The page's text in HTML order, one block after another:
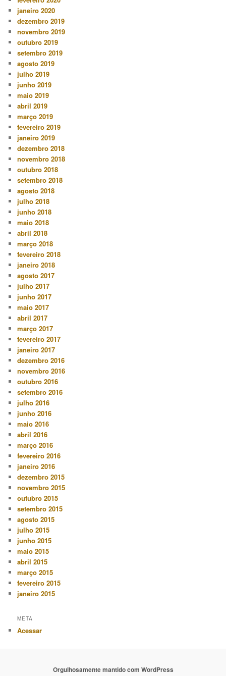
janeiro 2020
dezembro 2019
novembro 2019
outubro 2019
setembro 2019
agosto 2019
julho 2019
junho 2019
maio 2019
abril 2019
março 2019
fevereiro 2019
janeiro 2019
dezembro 2018
novembro 2018
outubro 2018
setembro 2018
agosto 2018
julho 2018
junho 2018
maio 2018
abril 2018
março 2018
fevereiro 2018
janeiro 2018
agosto 2017
julho 2017
junho 2017
maio 2017
abril 2017
março 2017
fevereiro 2017
janeiro 2017
dezembro 2016
novembro 2016
outubro 2016
setembro 2016
julho 2016
junho 2016
maio 2016
abril 2016
março 2016
fevereiro 2016
janeiro 2016
dezembro 2015
novembro 2015
outubro 2015
setembro 2015
agosto 2015
julho 2015
junho 2015
maio 2015
abril 2015
março 2015
fevereiro 2015
janeiro 2015
META
Acessar
Orgulhosamente mantido com WordPress